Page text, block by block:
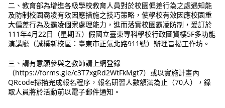
二、教育部為增進各級學校教育人員對於校園偏差行為之處遇知能
及防制校園霸凌有效因應措施之技巧策略，使學校有效因應校園重
大偏差行為及霸凌個案處理能力，進而落實校園霸凌防制，爰訂於
111年4月22日（星期五）假國立臺東專科學校行政圖資樓5F多功能
演講廳（誠樸新校區：臺東市正氣北路911號）辦理旨揭工作坊。
三、請有意願參與之教師請上網登錄
（https://forms.gle/c3T7xgRd2WtFkMgt7）或以實施計畫內
QRcode掃描完成報名程序，報名研習人數額滿為止（70人），錄
取人員將於活動前以電子郵件通知。